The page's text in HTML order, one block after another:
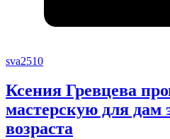
sva2510
Ксения Гревцева
мастерскую для дам
возраста